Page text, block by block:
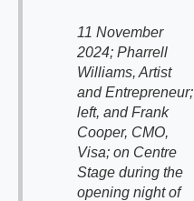
11 November
2024; Pharrell
Williams, Artist
and Entrepreneur;
left, and Frank
Cooper, CMO,
Visa; on Centre
Stage during the
opening night of